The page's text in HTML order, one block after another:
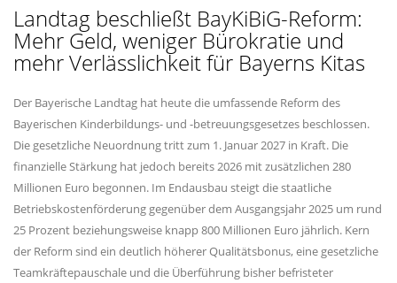
Landtag beschließt BayKiBiG-Reform:
Mehr Geld, weniger Bürokratie und
mehr Verlässlichkeit für Bayerns Kitas
Der Bayerische Landtag hat heute die umfassende Reform des
Bayerischen Kinderbildungs- und -betreuungsgesetzes beschlossen.
Die gesetzliche Neuordnung tritt zum 1. Januar 2027 in Kraft. Die
finanzielle Stärkung hat jedoch bereits 2026 mit zusätzlichen 280
Millionen Euro begonnen. Im Endausbau steigt die staatliche
Betriebskostenförderung gegenüber dem Ausgangsjahr 2025 um rund
25 Prozent beziehungsweise knapp 800 Millionen Euro jährlich. Kern
der Reform sind ein deutlich höherer Qualitätsbonus, eine gesetzliche
Teamkräftepauschale und die Überführung bisher befristeter